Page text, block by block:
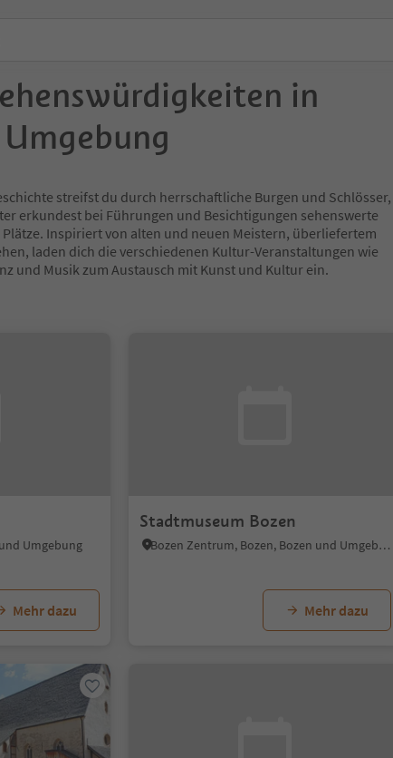
in
streifst du durch herrschaftliche Burgen und Schlösser,
erkundest bei Führungen und Besichtigungen sehenswerte
Inspiriert von alten und neuen Meistern, überliefertem
laden dich die verschiedenen Kultur-Veranstaltungen wie
und Musik zum Austausch mit Kunst und Kultur ein.
Umgebung
Mehr dazu
Stadtmuseum Bozen
Bozen Zentrum, Bozen, Bozen und Umgebung
Mehr dazu